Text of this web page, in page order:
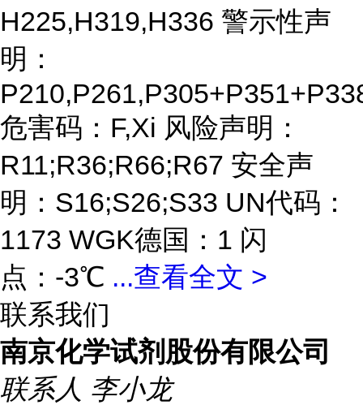
H225,H319,H336 警示性声
明：
危害码：F,Xi 风险声明：
R11;R36;R66;R67 安全声
明：S16;S26;S33 UN代码：
1173 WGK德国：1 闪
点：-3℃ ...查看全文 >
联系我们
南京化学试剂股份有限公司
联系人 李小龙